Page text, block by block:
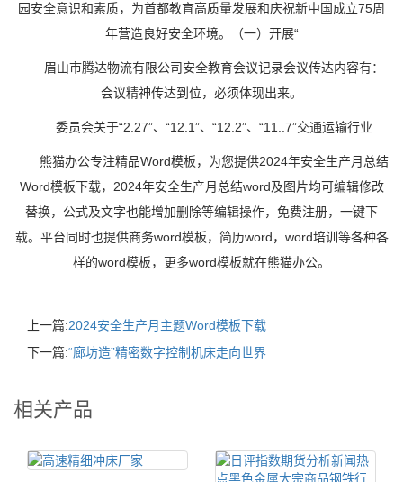
园安全意识和素质，为首都教育高质量发展和庆祝新中国成立75周
年营造良好安全环境。（一）开展“
眉山市腾达物流有限公司安全教育会议记录会议传达内容有：
会议精神传达到位，必须体现出来。
委员会关于“2.27”、“12.1”、“12.2”、“11..7”交通运输行业
熊猫办公专注精品Word模板，为您提供2024年安全生产月总结
Word模板下载，2024年安全生产月总结word及图片均可编辑修改
替换，公式及文字也能增加删除等编辑操作，免费注册，一键下
载。平台同时也提供商务word模板，简历word，word培训等各种各
样的word模板，更多word模板就在熊猫办公。
上一篇:2024安全生产月主题Word模板下载
下一篇:“廊坊造”精密数字控制机床走向世界
相关产品